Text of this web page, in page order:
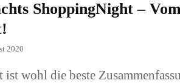
buchen!
ShoppingNight –
2020
wohl die beste